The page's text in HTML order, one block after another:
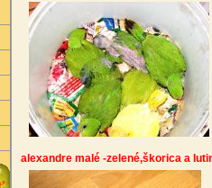
alexandre malé -